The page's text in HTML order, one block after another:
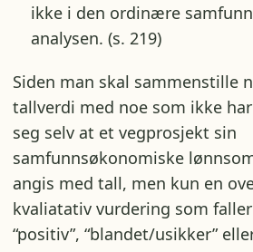
ikke i den ordinære
analysen. (s. 219)
Siden man skal sammenstille
tallverdi med noe som ikke
seg selv at et vegprosjekt sin
samfunnsøkonomiske
angis med tall, men kun en
kvaliatativ vurdering som
“positiv”, “blandet/usikker”